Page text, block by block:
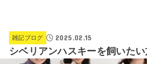
雑記ブログ 2025.02.15
シベリアンハスキーを飼いた